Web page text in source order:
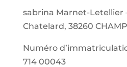
sabrina Marnet-Letellier
Chatelard, 38260
Numéro
714 00043